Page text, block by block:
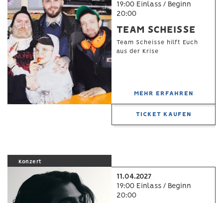
19:00 Einlass / Beginn
20:00
TEAM SCHEISSE
Team Scheisse hilft Euch
aus der Krise
MEHR ERFAHREN
TICKET KAUFEN
Konzert
11.04.2027
19:00 Einlass / Beginn
20:00